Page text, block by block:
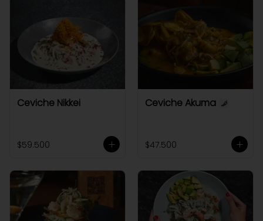
Ceviche Nikkei
$59.500
Ceviche Akuma
$47.500